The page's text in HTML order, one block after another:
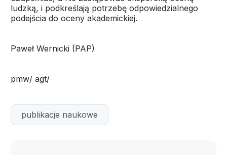
ludzką, i podkreślają potrzebę odpowiedzialnego
podejścia do oceny akademickiej.
Paweł Wernicki (PAP)
pmw/ agt/
publikacje naukowe